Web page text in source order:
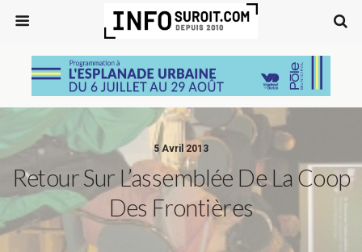
5 Avril 2013
Retour Sur L’assemblée De La Coop
Des Frontières